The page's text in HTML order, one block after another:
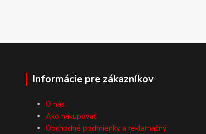
Informácie pre zákazníkov
O nás
Ako nakupovať
Obchodné podmienky a reklamačný